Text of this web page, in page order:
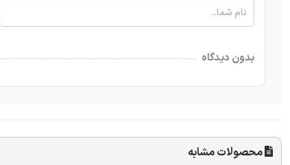
بدون دیدگاه
محصولات مشابه